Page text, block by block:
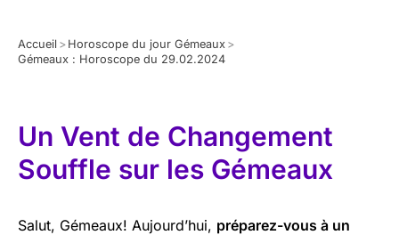
Accueil > Horoscope du jour Gémeaux >
Gémeaux : Horoscope du 29.02.2024
Un Vent de Changement
Souffle sur les Gémeaux
Salut, Gémeaux! Aujourd’hui, préparez-vous à un